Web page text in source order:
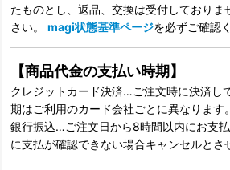
たものとし、返品、交換は受付しておりま
さい。 magi状態基準ページを必ずご確認
【商品代金の支払い時期】
クレジットカード決済…ご注文時に決済し
期はご利用のカード会社ごとに異なります。
銀行振込…ご注文日から8時間以内にお支
に支払が確認できない場合キャンセルとさ